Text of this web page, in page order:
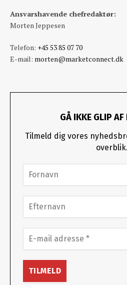
Ansvarshavende chefredaktør:
Morten Jeppesen
Telefon: +45 53 85 07 70
E-mail: morten@marketconnect.dk
GÅ IKKE GLIP AF
Tilmeld dig vores
overblik.